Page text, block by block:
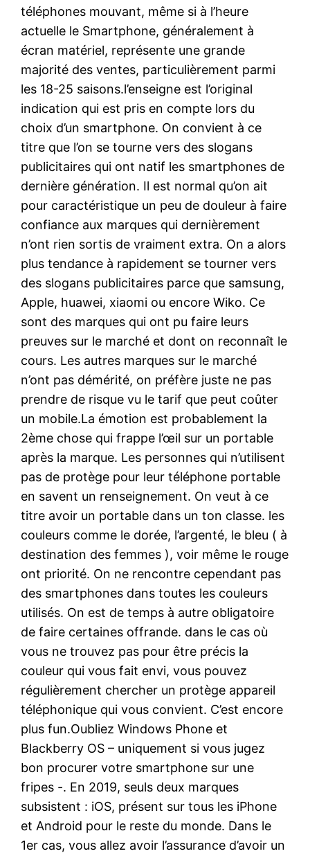
téléphones mouvant, même si à l’heure
actuelle le Smartphone, généralement à
écran matériel, représente une grande
majorité des ventes, particulièrement parmi
les 18-25 saisons.l’enseigne est l’original
indication qui est pris en compte lors du
choix d’un smartphone. On convient à ce
titre que l’on se tourne vers des slogans
publicitaires qui ont natif les smartphones de
dernière génération. Il est normal qu’on ait
pour caractéristique un peu de douleur à faire
confiance aux marques qui dernièrement
n’ont rien sortis de vraiment extra. On a alors
plus tendance à rapidement se tourner vers
des slogans publicitaires parce que samsung,
Apple, huawei, xiaomi ou encore Wiko. Ce
sont des marques qui ont pu faire leurs
preuves sur le marché et dont on reconnaît le
cours. Les autres marques sur le marché
n’ont pas démérité, on préfère juste ne pas
prendre de risque vu le tarif que peut coûter
un mobile.La émotion est probablement la
2ème chose qui frappe l’œil sur un portable
après la marque. Les personnes qui n’utilisent
pas de protège pour leur téléphone portable
en savent un renseignement. On veut à ce
titre avoir un portable dans un ton classe. les
couleurs comme le dorée, l’argenté, le bleu ( à
destination des femmes ), voir même le rouge
ont priorité. On ne rencontre cependant pas
des smartphones dans toutes les couleurs
utilisés. On est de temps à autre obligatoire
de faire certaines offrande. dans le cas où
vous ne trouvez pas pour être précis la
couleur qui vous fait envi, vous pouvez
régulièrement chercher un protège appareil
téléphonique qui vous convient. C’est encore
plus fun.Oubliez Windows Phone et
Blackberry OS – uniquement si vous jugez
bon procurer votre smartphone sur une
fripes -. En 2019, seuls deux marques
subsistent : iOS, présent sur tous les iPhone
et Android pour le reste du monde. Dans le
1er cas, vous allez avoir l’assurance d’avoir un